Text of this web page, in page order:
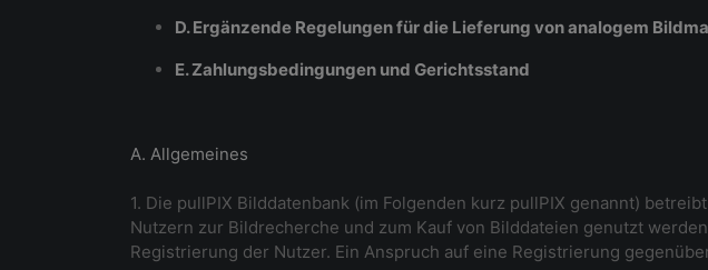
D. Ergänzende Regelungen für die Lieferung von analogem
E. Zahlungsbedingungen und Gerichtsstand
A. Allgemeines
1. Die pullPIX Bilddatenbank (im Folgenden kurz pullPIX genannt)
Nutzern zur Bildrecherche und zum Kauf von Bilddateien genutzt
Registrierung der Nutzer. Ein Anspruch auf eine Registrierung